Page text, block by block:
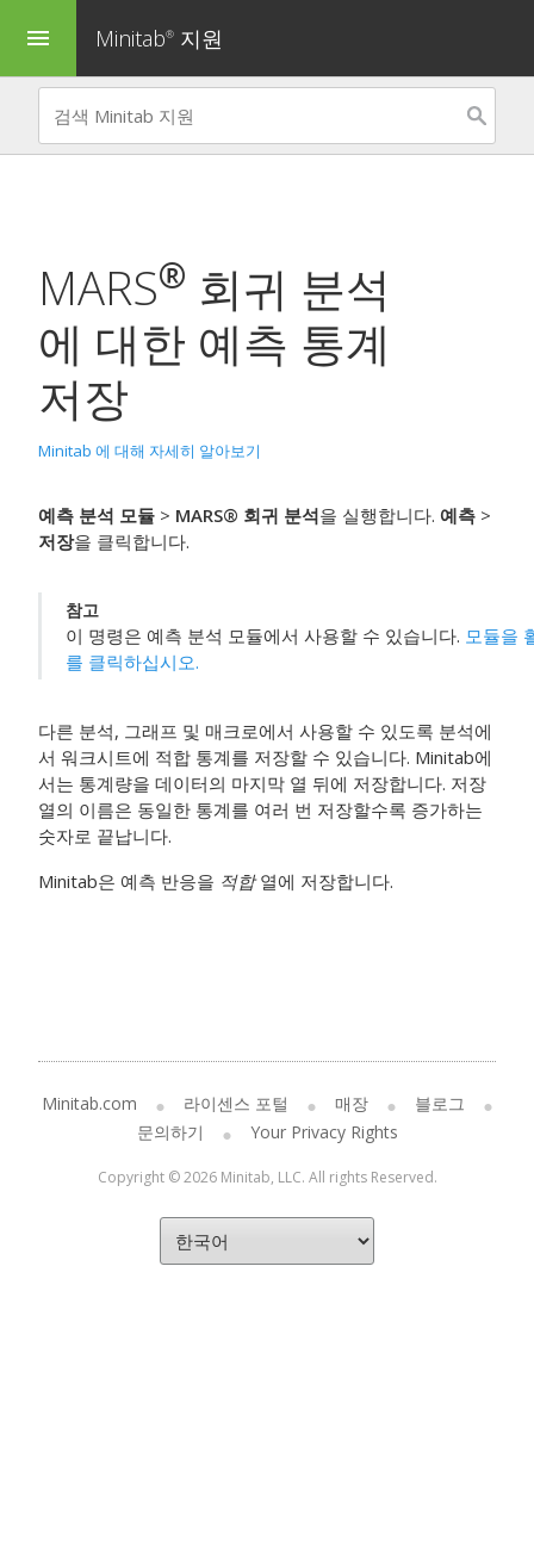
menu Minitab® 지원
MARS® 회귀 분석
에 대한 예측 통계
저장
Minitab 에 대해 자세히 알아보기
예측 분석 모듈 > MARS® 회귀 분석을 실행합니다. 예측 >
저장을 클릭합니다.
참고
이 명령은 예측 분석 모듈에서 사용할 수 있습니다. 모듈을
를 클릭하십시오.
다른 분석, 그래프 및 매크로에서 사용할 수 있도록 분석에
서 워크시트에 적합 통계를 저장할 수 있습니다. Minitab에
서는 통계량을 데이터의 마지막 열 뒤에 저장합니다. 저장
열의 이름은 동일한 통계를 여러 번 저장할수록 증가하는
숫자로 끝납니다.
Minitab은 예측 반응을 적합열에 저장합니다.
Minitab.com 라이센스 포털 매장
블로그
문의하기
Your Privacy Rights
Copyright © 2026 Minitab, LLC. All rights Reserved.